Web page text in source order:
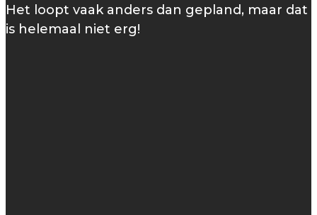
Het loopt vaak anders dan gepland, maar dat
is helemaal niet erg!